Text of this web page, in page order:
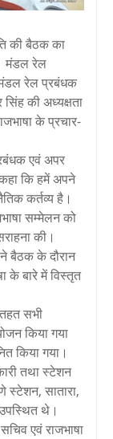
की बैठक का
मंडल रेल
मंडल रेल प्रबंधक
की अध्यक्षता
के प्रचार-
एवं अपर
कि हमें अपने
कर्तव्य है।
सम्मेलन को
की।
ने बैठक के दौरान
के बारे में विस्तृत
सभी
किया गया
किया गया।
तथा स्टेशन
स्टेशन, सातारा,
थे।
एवं राजभाषा